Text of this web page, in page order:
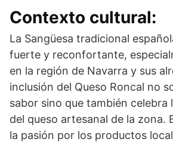
Contexto cultural:
La Sangüesa tradicional
fuerte y reconfortante,
en la región de Navarra y sus
inclusión del Queso Roncal no
sabor sino que también celebra
del queso artesanal de la zona.
la pasión por los productos